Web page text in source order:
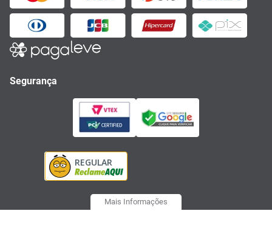
Segurança
Mais Informações